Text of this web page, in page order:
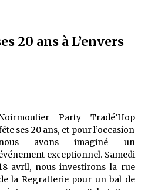
20 ans à L’envers
Party Tradé’Hop
ses 20 ans, et pour l’occasion
avons imaginé un
exceptionnel. Samedi
avril, nous investirons la rue
la Regratterie pour un bal de